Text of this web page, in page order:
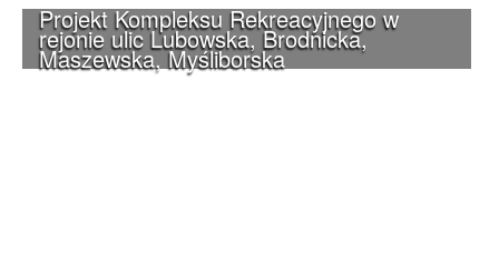
Projekt Kompleksu Rekreacyjnego w
rejonie ulic Lubowska, Brodnicka,
Maszewska, Myśliborska